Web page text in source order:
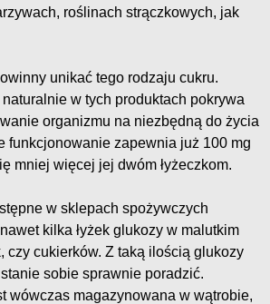
roślinach strączkowych, jak
unikać tego rodzaju cukru.
w tych produktach pokrywa
organizmu na niezbędną do życia
funkcjonowanie zapewnia już 100 mg
mniej więcej jej dwóm łyżeczkom.
w sklepach spożywczych
kilka łyżek glukozy w malutkim
czy cukierków. Z taką ilością glukozy
sobie sprawnie poradzić.
wówczas magazynowana w wątrobie,